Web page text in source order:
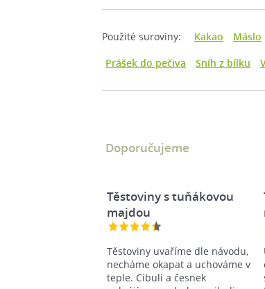
Použité suroviny: Kakao Máslo
Prášek do pečiva
Sníh z bílku
Doporučujeme
Těstoviny s tuňákovou
majdou
Těstoviny uvaříme dle návodu,
necháme okapat a uchováme v
teple. Cibuli a česnek